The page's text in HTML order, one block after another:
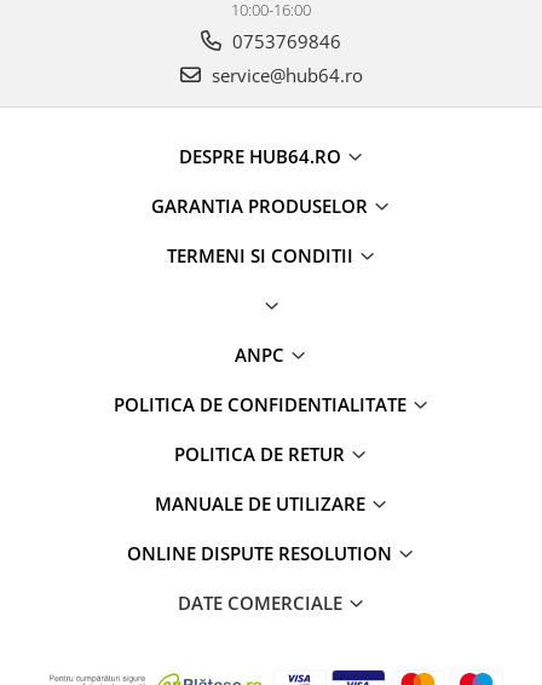
10:00-16:00
0753769846
service@hub64.ro
DESPRE HUB64.RO
GARANTIA PRODUSELOR
TERMENI SI CONDITII
ANPC
POLITICA DE CONFIDENTIALITATE
POLITICA DE RETUR
MANUALE DE UTILIZARE
ONLINE DISPUTE RESOLUTION
DATE COMERCIALE